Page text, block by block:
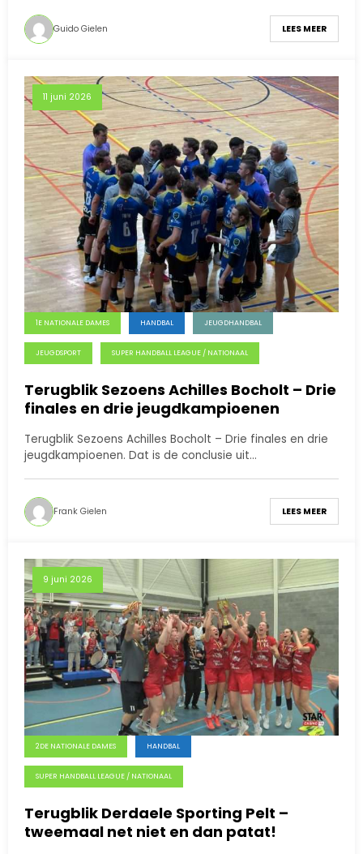
Guido Gielen LEES MEER
11 juni 2026
1E NATIONALE DAMES HANDBAL JEUGDHANDBAL
JEUGDSPORT SUPER HANDBALL LEAGUE / NATIONAAL
Terugblik Sezoens Achilles Bocholt – Drie
finales en drie jeugdkampioenen
Terugblik Sezoens Achilles Bocholt – Drie finales en drie
jeugdkampioenen. Dat is de conclusie uit…
Frank Gielen LEES MEER
9 juni 2026
2DE NATIONALE DAMES HANDBAL
SUPER HANDBALL LEAGUE / NATIONAAL
Terugblik Derdaele Sporting Pelt –
tweemaal net niet en dan patat!